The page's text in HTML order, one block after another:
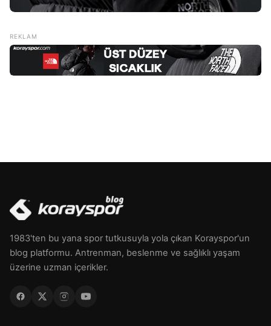
1983'ten bu yana spor tutkusuyla yola çıkan Korayspor'un
blog platformu. Antrenman, beslenme ve sağlıklı yaşam
üzerine uzman içerikler.